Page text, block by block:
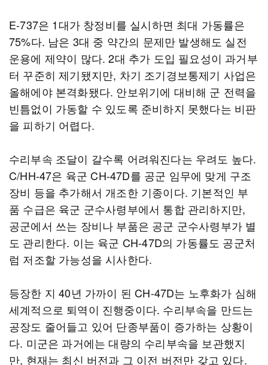
E-737은 1대가 창정비를 실시하면 최대 가동률은
75%다. 남은 3대 중 약간의 문제만 발생해도 실전
운용에 제약이 많다. 2대 추가 도입 필요성이 과거부
터 꾸준히 제기됐지만, 차기 조기경보통제기 사업은
올해에야 본격화됐다. 안보위기에 대비해 군 전력을
빈틈없이 가동할 수 있도록 준비하지 못했다는 비판
을 피하기 어렵다.
수리부속 조달이 갈수록 어려워진다는 우려도 높다.
C/HH-47은 육군 CH-47D를 공군 임무에 맞게 구조
장비 등을 추가해서 개조한 기종이다. 기본적인 부
품 수급은 육군 군수사령부에서 통합 관리하지만,
공군에서 쓰는 장비나 부품은 공군 군수사령부가 별
도 관리한다. 이는 육군 CH-47D의 가동률도 공군처
럼 저조할 가능성을 시사한다.
등장한 지 40년 가까이 된 CH-47D는 노후화가 심해
세계적으로 퇴역이 진행중이다. 수리부속을 만드는
공장도 줄어들고 있어 단종부품이 증가하는 상황이
다. 미군은 과거에는 대량의 수리부속을 보관했지
만, 현재는 최신 버전과 그 이전 버전만 갖고 있다.